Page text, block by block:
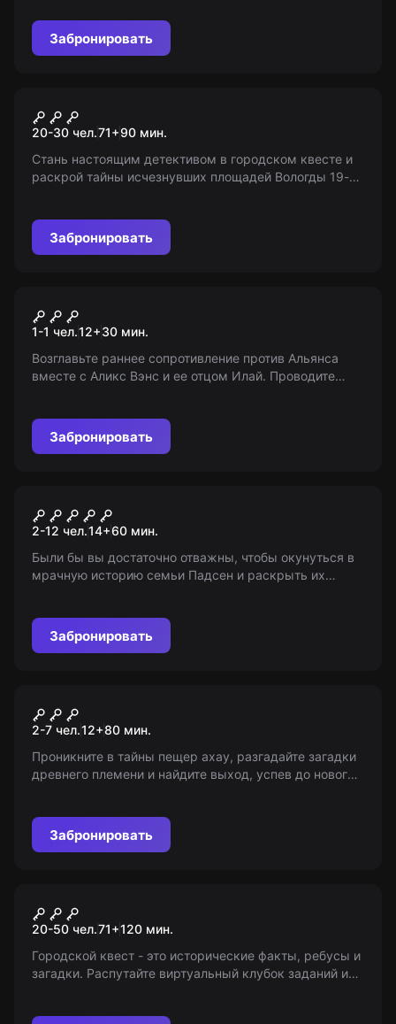
сайте!Забронировать
Тайны исчезнувших
площадей
20-30 чел.71+90 мин.
Стань настоящим детективом в городском квесте и
раскрой тайны исчезнувших площадей Вологды 19-го
ограничения: 7-15 лет.
Забронировать
Half-Life: Alyx
1-1 чел.12+30 мин.
Возглавьте раннее сопротивление против Альянса
вместе с Аликс Вэнс и ее отцом Илай. Проводите
Забронировать
Дитя апокалипсиса
2-12 чел.14+60 мин.
Были бы вы достаточно отважны, чтобы окунуться в
мрачную историю семьи Падсен и раскрыть их
живых. 14+ (медиум), 18+ (хард).
Забронировать
Тайна пещеры ахау
2-7 чел.12+80 мин.
Проникните в тайны пещер ахау, разгадайте загадки
древнего племени и найдите выход, успев до нового
Забронировать
Кружевной клубок
20-50 чел.71+120 мин.
Городской квест - это исторические факты, ребусы и
загадки. Распутайте виртуальный клубок заданий и